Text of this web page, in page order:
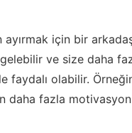
için bir
ve size daha
faydalı olabilir.
daha fazla